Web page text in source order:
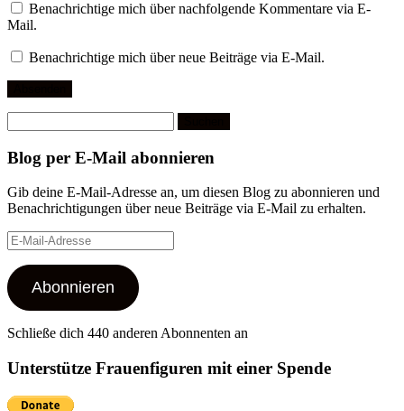
Benachrichtige mich über nachfolgende Kommentare via E-
Mail.
Benachrichtige mich über neue Beiträge via E-Mail.
nach:
Blog per E-Mail abonnieren
Gib deine E-Mail-Adresse an, um diesen Blog zu abonnieren und
Benachrichtigungen über neue Beiträge via E-Mail zu erhalten.
E-
Mail-
Adresse
Abonnieren
Schließe dich 440 anderen Abonnenten an
Unterstütze Frauenfiguren mit einer Spende